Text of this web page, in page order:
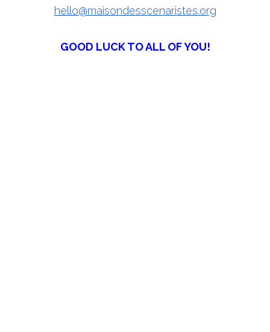
hello@maisondesscenaristes.org
GOOD LUCK TO ALL OF YOU!